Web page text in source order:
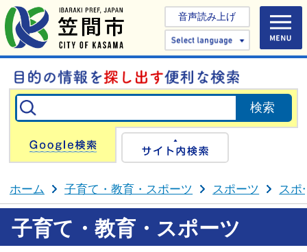
音声読み上げ
Select
Google検索
ホーム 子育て・教育・スポーツ スポーツ スポ
子育て・教育・スポーツ